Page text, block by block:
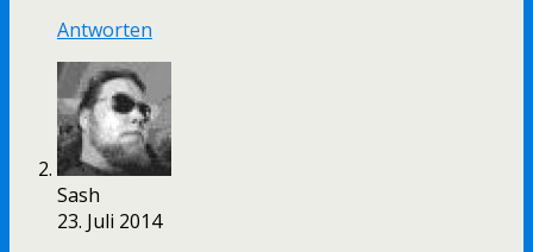
Antworten
Sash
23. Juli 2014